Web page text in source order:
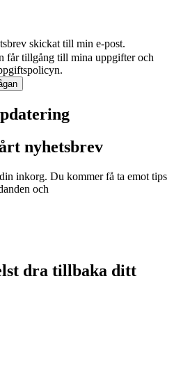
skickat till min e-post.
får tillgång till mina uppgifter och
nyhetsbrev
inkorg. Du kommer få ta emot tips
och
dra tillbaka ditt